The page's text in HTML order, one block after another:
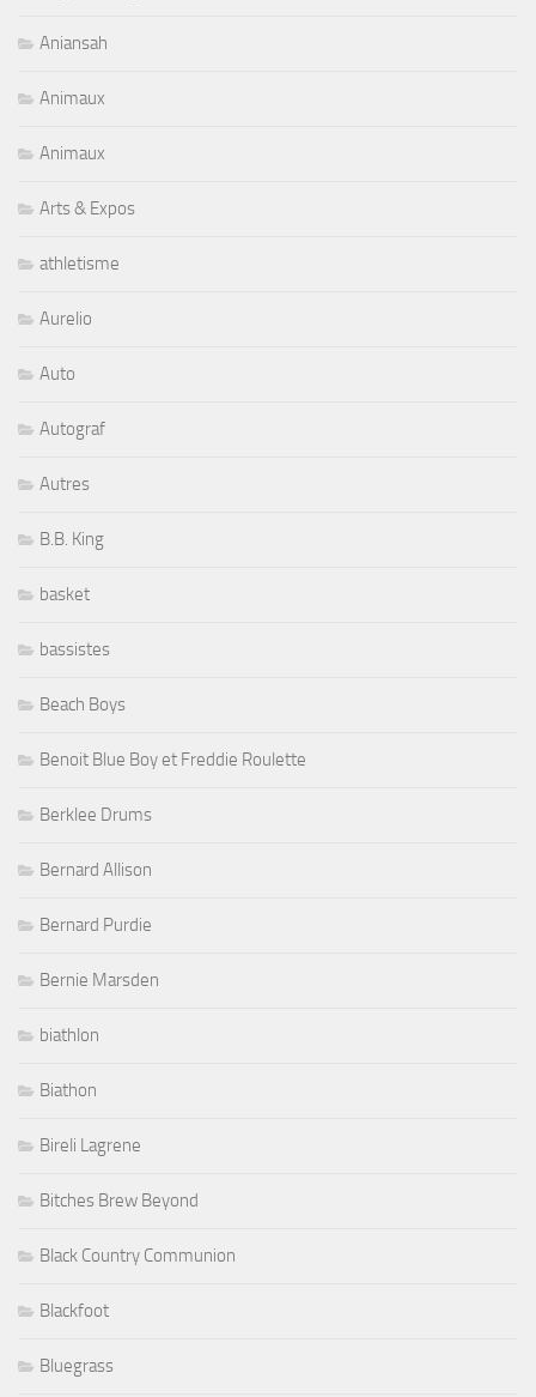
Aniansah
Animaux
Animaux
Arts & Expos
athletisme
Aurelio
Auto
Autograf
Autres
B.B. King
basket
bassistes
Beach Boys
Benoit Blue Boy et Freddie Roulette
Berklee Drums
Bernard Allison
Bernard Purdie
Bernie Marsden
biathlon
Biathon
Bireli Lagrene
Bitches Brew Beyond
Black Country Communion
Blackfoot
Bluegrass